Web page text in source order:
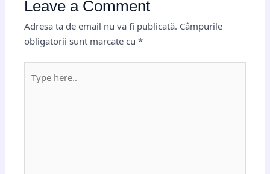
Leave a Comment
Adresa ta de email nu va fi publicată. Câmpurile
obligatorii sunt marcate cu*
here..